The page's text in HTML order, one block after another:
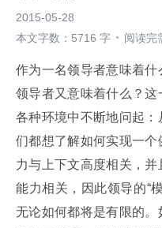
2015-05-28
本文字数：5716 字
阅读完
作为一名领导者意味着
领导者又意味着什么？
各种环境中不断地问起
们都想了解如何实现一
力与上下文高度相关，
能力相关，因此领导的“
无论如何都将是有限的